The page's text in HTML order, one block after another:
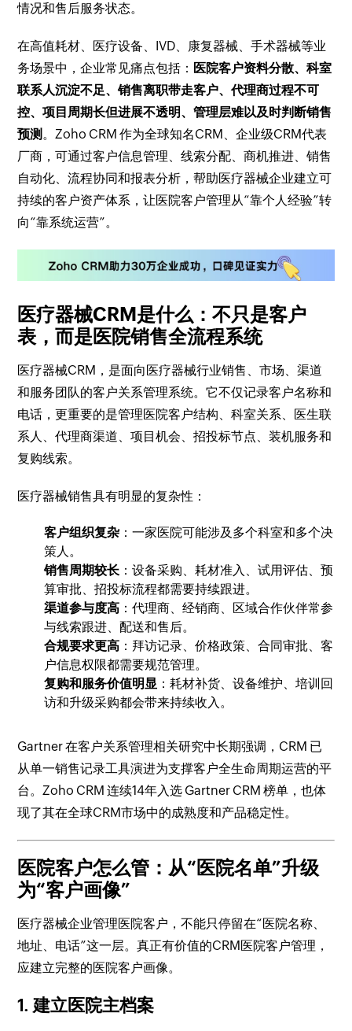
情况和售后服务状态。
在高值耗材、医疗设备、IVD、康复器械、手术器械等业
务场景中，企业常见痛点包括： 医院客户资料分散、科室
联系人沉淀不足、销售离职带走客户、代理商过程不可
控、项目周期长但进展不透明、管理层难以及时判断销售
预测 。Zoho CRM 作为全球知名CRM、企业级CRM代表
厂商，可通过客户信息管理、线索分配、商机推进、销售
自动化、流程协同和报表分析，帮助医疗器械企业建立可
持续的客户资产体系，让医院客户管理从“靠个人经验”转
向“靠系统运营”。
医疗器械CRM是什么：不只是客户
表，而是医院销售全流程系统
医疗器械CRM，是面向医疗器械行业销售、市场、渠道
和服务团队的客户关系管理系统。它不仅记录客户名称和
电话，更重要的是管理医院客户结构、科室关系、医生联
系人、代理商渠道、项目机会、招投标节点、装机服务和
复购线索。
医疗器械销售具有明显的复杂性：
客户组织复杂 ：一家医院可能涉及多个科室和多个决
策人。
销售周期较长 ：设备采购、耗材准入、试用评估、预
算审批、招投标流程都需要持续跟进。
渠道参与度高 ：代理商、经销商、区域合作伙伴常参
与线索跟进、配送和售后。
合规要求更高 ：拜访记录、价格政策、合同审批、客
户信息权限都需要规范管理。
复购和服务价值明显 ：耗材补货、设备维护、培训回
访和升级采购都会带来持续收入。
Gartner 在客户关系管理相关研究中长期强调，CRM 已
从单一销售记录工具演进为支撑客户全生命周期运营的平
台。Zoho CRM 连续14年入选 Gartner CRM 榜单，也体
现了其在全球CRM市场中的成熟度和产品稳定性。
医院客户怎么管：从“医院名单”升级
为“客户画像”
医疗器械企业管理医院客户，不能只停留在“医院名称、
地址、电话”这一层。真正有价值的CRM医院客户管理，
应建立完整的医院客户画像。
1. 建立医院主档案